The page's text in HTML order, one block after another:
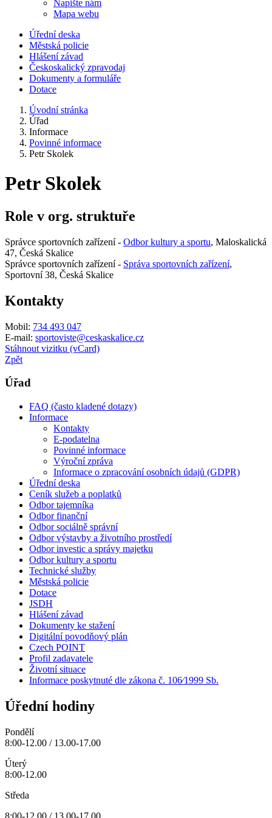
Napište nám
Mapa webu
Úřední deska
Městská policie
Hlášení závad
Českoskalický zpravodaj
Dokumenty a formuláře
Dotace
Úvodní stránka
Úřad
Informace
Povinné informace
Petr Skolek
Petr Skolek
Role v org. struktuře
Správce sportovních zařízení - Odbor kultury a sportu, Maloskalická
47, Česká Skalice
Správce sportovních zařízení - Správa sportovních zařízení,
Sportovní 38, Česká Skalice
Kontakty
Mobil: 734 493 047
E-mail: sportoviste@ceskaskalice.cz
Stáhnout vizitku (vCard)
Zpět
Úřad
FAQ (často kladené dotazy)
Informace
Kontakty
E-podatelna
Povinné informace
Výroční zpráva
Informace o zpracování osobních údajů (GDPR)
Úřední deska
Ceník služeb a poplatků
Odbor tajemníka
Odbor finanční
Odbor sociálně správní
Odbor výstavby a životního prostředí
Odbor investic a správy majetku
Odbor kultury a sportu
Technické služby
Městská policie
Dotace
JSDH
Hlášení závad
Dokumenty ke stažení
Digitální povodňový plán
Czech POINT
Profil zadavatele
Životní situace
Informace poskytnuté dle zákona č. 106⁄1999 Sb.
Úřední hodiny
Pondělí
8:00-12.00 / 13.00-17.00
Úterý
8:00-12.00
Středa
8:00-12.00 / 13.00-17.00